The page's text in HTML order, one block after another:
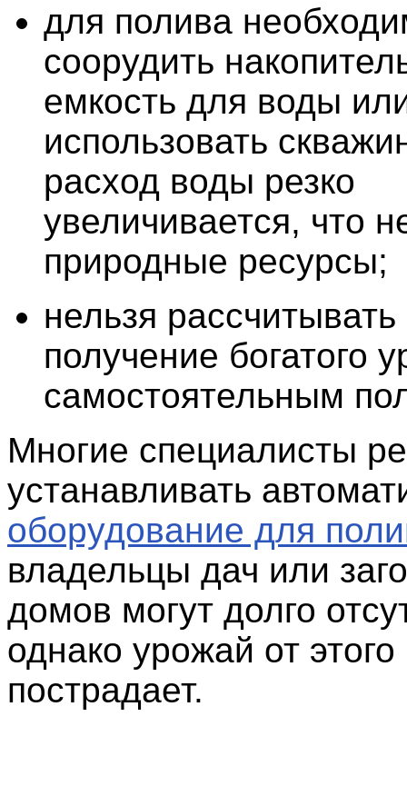
для полива
соорудить
емкость для воды
использовать
расход воды резко
увеличивается, что
природные ресурсы;
нельзя рассчитывать
получение богатого
самостоятельным
Многие специалисты
устанавливать
оборудование для
владельцы дач или
домов могут долго
однако урожай от этого
пострадает.